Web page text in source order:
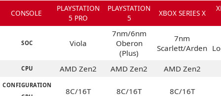
CONSOLE
PLAYSTATION
5 PRO
PLAYSTATION
5
XBOX SERIES X
SOC Viola
7nm/6nm
Oberon
(Plus)
7nm
Scarlett/Arden
CPU AMD Zen2 AMD Zen2 AMD Zen2
CONFIGURATION
8C/16T 8C/16T 8C/16T